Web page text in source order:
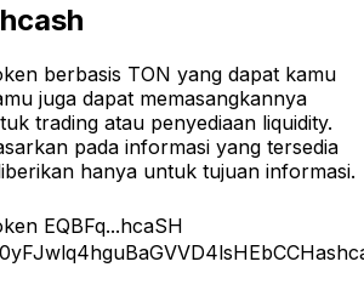
berbasis TON yang dapat kamu
juga dapat memasangkannya
trading atau penyediaan liquidity.
pada informasi yang tersedia
hanya untuk tujuan informasi.
EQBFq...hcaSH